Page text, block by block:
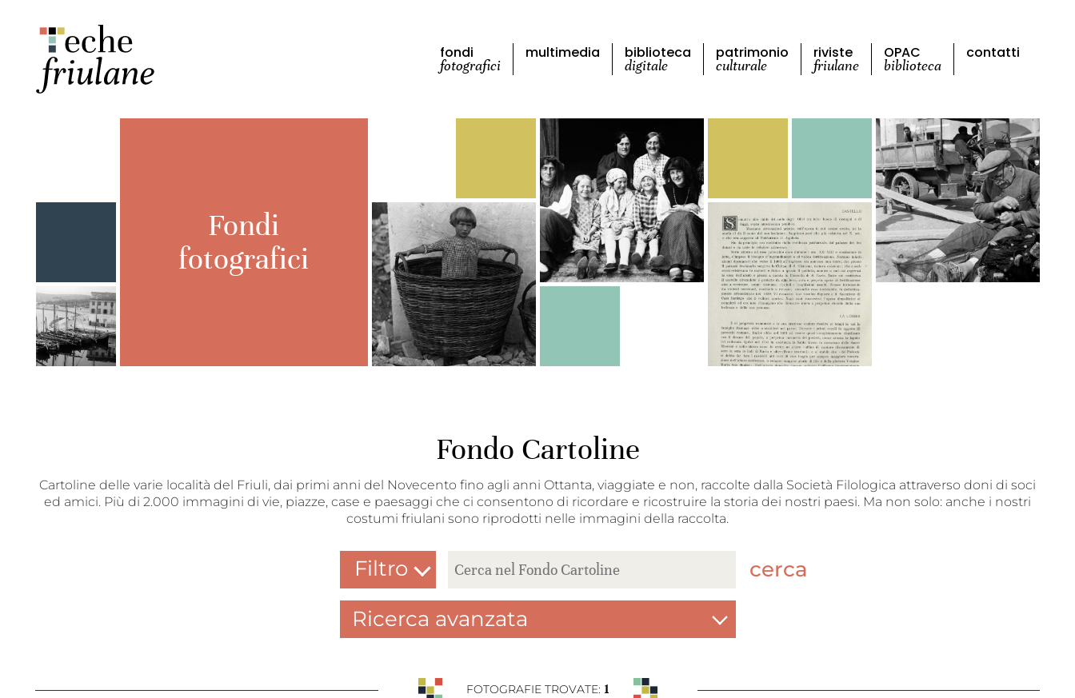
fondi
fotografici
multimedia biblioteca
digitale
patrimonio
culturale
riviste
friulane
OPAC
biblioteca
contatti
Fondi
fotografici
Fondo Cartoline
Cartoline delle varie località del Friuli, dai primi anni del Novecento fino agli anni Ottanta, viaggiate e non, raccolte dalla Società Filologica attraverso doni di soci
ed amici. Più di 2.000 immagini di vie, piazze, case e paesaggi che ci consentono di ricordare e ricostruire la storia dei nostri paesi. Ma non solo: anche i nostri
costumi friulani sono riprodotti nelle immagini della raccolta.
Filtro
cerca
Ricerca avanzata
FOTOGRAFIE TROVATE: 1